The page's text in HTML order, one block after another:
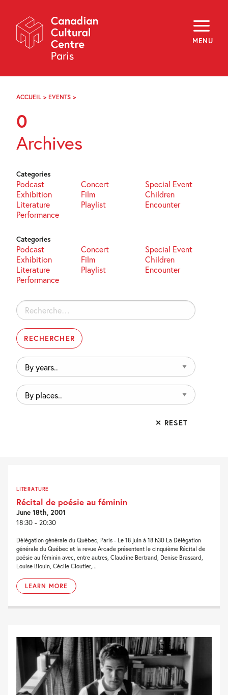
Navigation
MENU
About
Programming
Off-Site
Explore
Archives
FR
ACCUEIL > EVENTS >
0
Archives
Categories
Podcast Concert
Special Event
Exhibition
Film
Children
Literature
Playlist
Encounter
Performance
Categories
Podcast Concert
Special Event
Exhibition
Film
Children
Literature
Playlist
Encounter
Performance
Rechercher :
By
years..
By
places..
✕ RESET
LITERATURE
Récital de poésie au féminin
June 18th, 2001
18:30 - 20:30
Délégation générale du Québec, Paris - Le 18 juin à 18 h30 La Délégation
générale du Québec et la revue Arcade présentent le cinquième Récital de
poésie au féminin avec, entre autres, Claudine Bertrand, Denise Brassard,
Louise Blouin, Cécile Cloutier,...
LEARN MORE